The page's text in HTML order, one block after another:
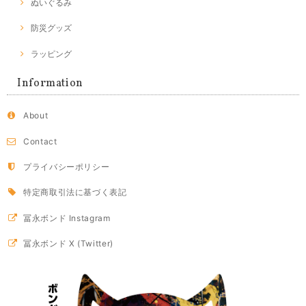
ぬいぐるみ
防災グッズ
ラッピング
Information
About
Contact
プライバシーポリシー
特定商取引法に基づく表記
冨永ボンド Instagram
冨永ボンド X (Twitter)